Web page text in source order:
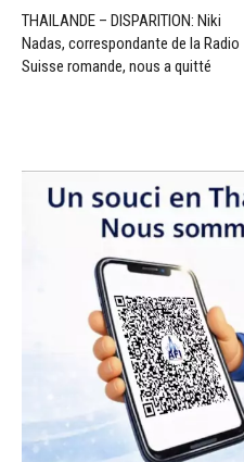
THAILANDE – DISPARITION: Niki
Nadas, correspondante de la Radio
Suisse romande, nous a quitté